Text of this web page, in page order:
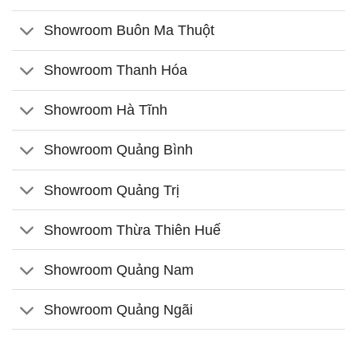
Showroom Buôn Ma Thuột
Showroom Thanh Hóa
Showroom Hà Tĩnh
Showroom Quảng Bình
Showroom Quảng Trị
Showroom Thừa Thiên Huế
Showroom Quảng Nam
Showroom Quảng Ngãi